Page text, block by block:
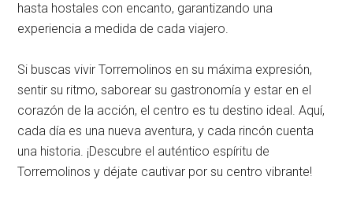
hasta hostales con encanto, garantizando una
experiencia a medida de cada viajero.
Si buscas vivir Torremolinos en su máxima expresión,
sentir su ritmo, saborear su gastronomía y estar en el
corazón de la acción, el centro es tu destino ideal. Aquí,
cada día es una nueva aventura, y cada rincón cuenta
una historia. ¡Descubre el auténtico espíritu de
Torremolinos y déjate cautivar por su centro vibrante!